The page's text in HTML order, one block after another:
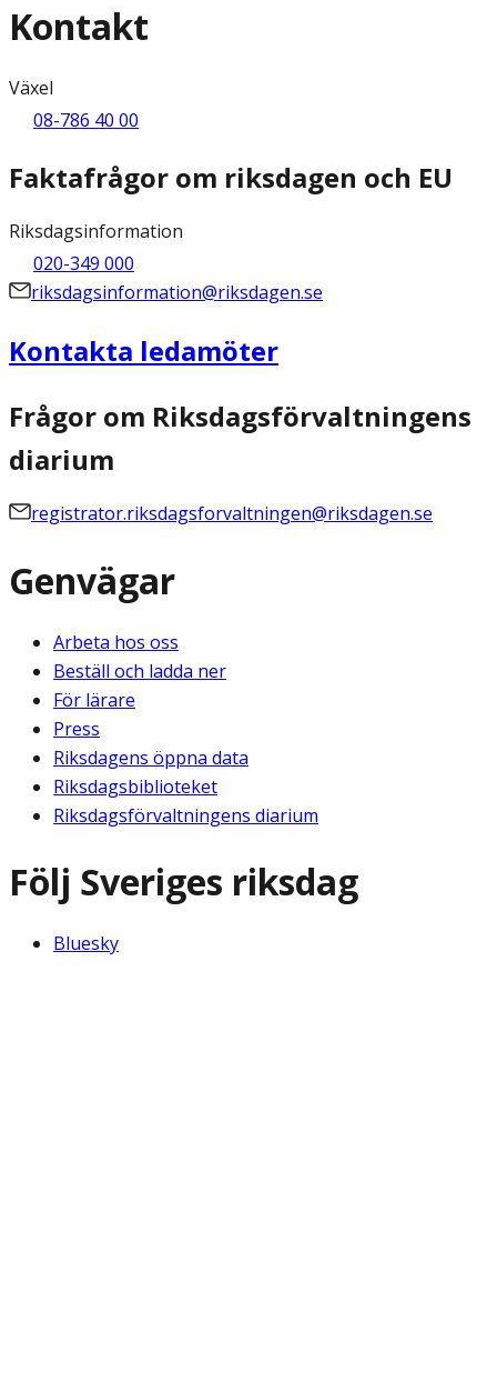
Kontakt
Växel
08-786 40 00
Faktafrågor om riksdagen och EU
Riksdagsinformation
020-349 000
riksdagsinformation@riksdagen.se
Kontakta ledamöter
Frågor om Riksdagsförvaltningens
diarium
registrator.riksdagsforvaltningen@riksdagen.se
Genvägar
Arbeta hos oss
Beställ och ladda ner
För lärare
Press
Riksdagens öppna data
Riksdagsbiblioteket
Riksdagsförvaltningens diarium
Följ Sveriges riksdag
Bluesky